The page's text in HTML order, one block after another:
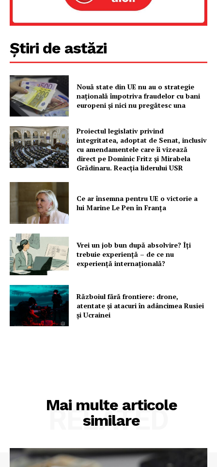
Un proiect
FREEDOM HOUSE ROMÂNIA
PRESShub
Despre noi / Echipa
Proiecte editoriale
Rețea
Contact
Știri de astăzi
Nouă state din UE nu au o strategie
națională împotriva fraudelor cu bani
europeni și nici nu pregătesc una
Proiectul legislativ privind
integritatea, adoptat de Senat, inclusiv
cu amendamentele care îi vizează
direct pe Dominic Fritz și Mirabela
Grădinaru. Reacția liderului USR
Ce ar însemna pentru UE o victorie a
lui Marine Le Pen în Franța
Vrei un job bun după absolvire? Îți
trebuie experiență – de ce nu
experiență internațională?
Războiul fără frontiere: drone,
atentate și atacuri în adâncimea Rusiei
și Ucrainei
Mai multe articole
similare
RELATED